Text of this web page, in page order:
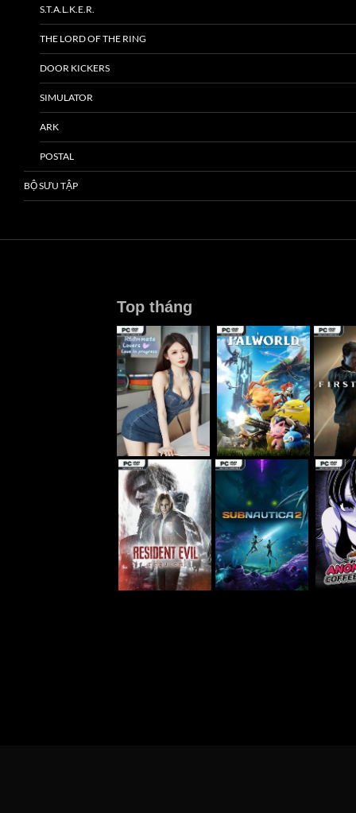
S.T.A.L.K.E.R.
THE LORD OF THE RING
DOOR KICKERS
SIMULATOR
ARK
POSTAL
BỘ SƯU TẬP
Top tháng